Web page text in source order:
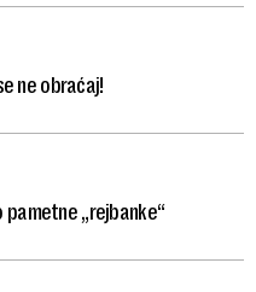
ne obraćaj!
pametne „rejbanke“